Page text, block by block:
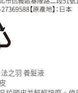
法之羽 養髮液